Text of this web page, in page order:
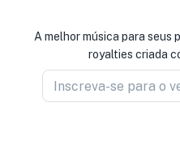
A melhor música para seus
royalties criada